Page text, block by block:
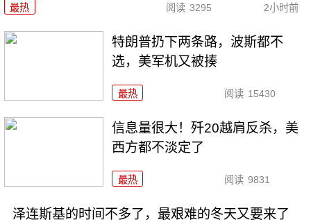
最热 阅读 3295 2小时前
特朗普扔下两条路，波斯都不
选，美军机又被揍
最热 阅读 15430
信息量很大！歼20越肩反杀，美
西方都不淡定了
最热 阅读 9831
泽连斯基的时间不多了，最艰难的冬天又要来了